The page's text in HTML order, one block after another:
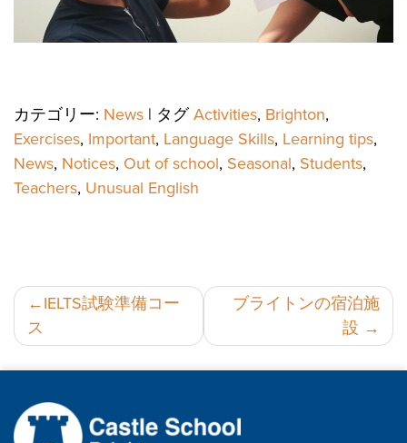
カテゴリー: News | タグActivities, Brighton,
Exercises, Important, Language Skills, Learning tips,
News, Notices, Out of school, Seasonal, Students,
Teachers, Unusual English
投
稿
ナ
ビ
ゲ
IELTS試験準備コー
ス
ブライトンの宿泊施
設